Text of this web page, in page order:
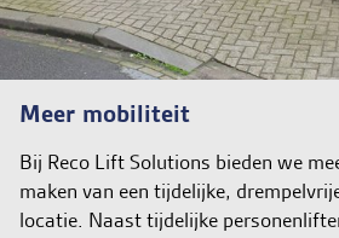
Meer mobiliteit
Bij Reco Lift Solutions bieden we
maken van een tijdelijke,
locatie. Naast tijdelijke